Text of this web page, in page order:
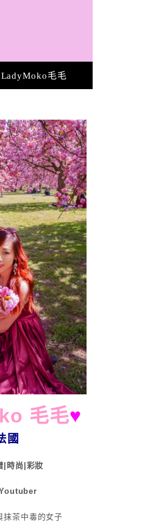
毛毛
毛毛♥
國
|時尚|彩妝
抹茶中毒的女子